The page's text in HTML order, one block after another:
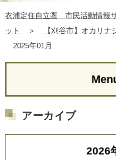
衣浦定住自立圏 市民活動情報
ット
＞ 【刈谷市】オカリナ
2025年01月
アーカイブ
2026